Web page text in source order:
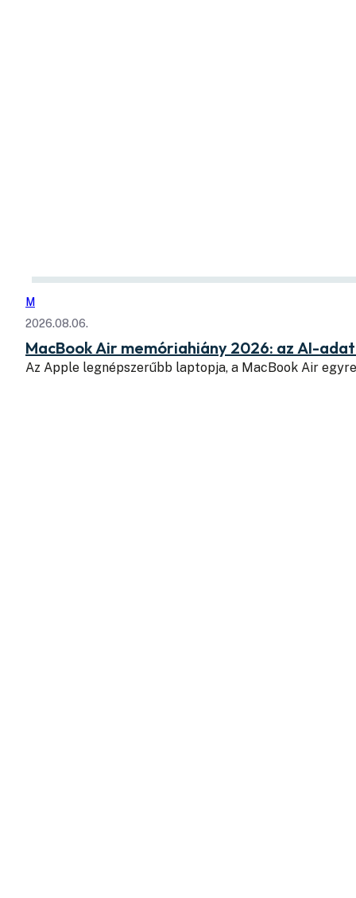
M
2026.08.06.
MacBook Air memóriahiány 2026: az AI-
Az Apple legnépszerűbb laptopja, a MacBook Air